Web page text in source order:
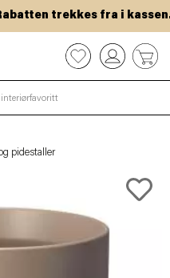
trekkes fra i kassen.
0
pidestaller